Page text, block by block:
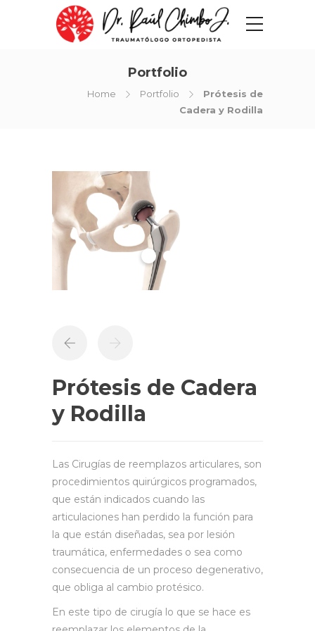
Portfolio
Home Portfolio
Prótesis de
Cadera y Rodilla
Prótesis de Cadera
y Rodilla
Las Cirugías de reemplazos articulares, son
procedimientos quirúrgicos programados,
que están indicados cuando las
articulaciones han perdido la función para
la que están diseñadas, sea por lesión
traumática, enfermedades o sea como
consecuencia de un proceso degenerativo,
que obliga al cambio protésico.
En este tipo de cirugía lo que se hace es